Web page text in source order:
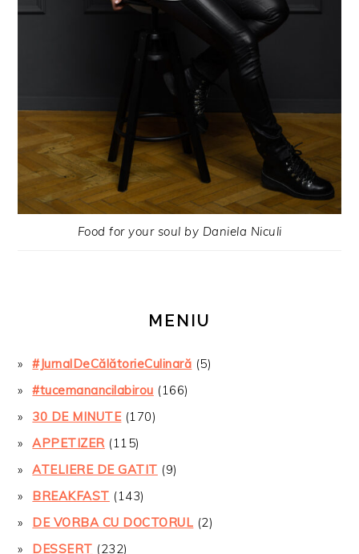
Food for your soul by Daniela Niculi
MENIU
#JurnalDeCălătorieCulinară (5)
#tucemanancilabirou (166)
30 DE MINUTE(170)
APPETIZER(115)
ATELIERE DE GATIT (9)
BREAKFAST (143)
DE VORBA CU DOCTORUL (2)
DESSERT (232)